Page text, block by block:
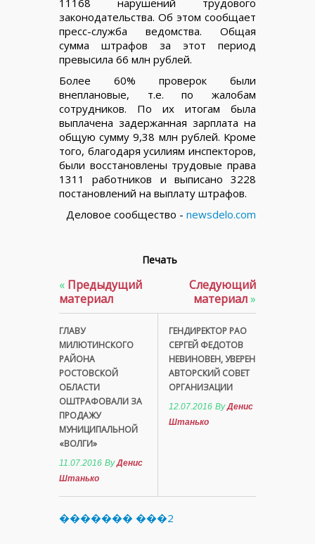
11168 нарушений трудового
законодательства. Об этом сообщает
пресс-служба ведомства. Общая
сумма штрафов за этот период
превысила 66 млн рублей.
Более 60% проверок были
внеплановые, т.е. по жалобам
сотрудников. По их итогам была
выплачена задержанная зарплата на
общую сумму 9,38 млн рублей. Кроме
того, благодаря усилиям инспекторов,
были восстановлены трудовые права
1311 работников и выписано 3228
постановлений на выплату штрафов.
Деловое сообщество - newsdelo.com
Печать
« Предыдущий
материал
ГЛАВУ
МИЛЮТИНСКОГО
РАЙОНА
РОСТОВСКОЙ
ОБЛАСТИ
ОШТРАФОВАЛИ ЗА
ПРОДАЖУ
МУНИЦИПАЛЬНОЙ
«ВОЛГИ»
11.07.2016 ByДенис
Штанько
Следующий
материал»
ГЕНДИРЕКТОР РАО
СЕРГЕЙ ФЕДОТОВ
НЕВИНОВЕН, УВЕРЕН
АВТОРСКИЙ СОВЕТ
ОРГАНИЗАЦИИ
12.07.2016 ByДенис
Штанько
������� ���2